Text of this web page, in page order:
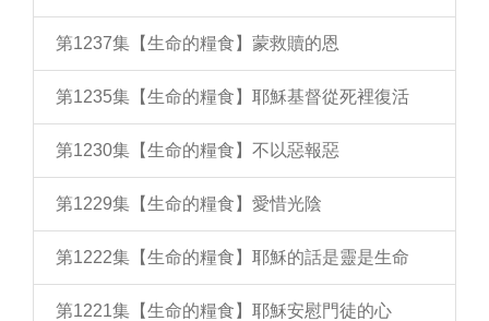
第1237集【生命的糧食】蒙救贖的恩
第1235集【生命的糧食】耶穌基督從死裡復活
第1230集【生命的糧食】不以惡報惡
第1229集【生命的糧食】愛惜光陰
第1222集【生命的糧食】耶穌的話是靈是生命
第1221集【生命的糧食】耶穌安慰門徒的心